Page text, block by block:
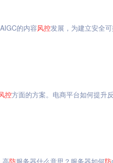
的内容风控发展，为建立安全
控方面的方案。电商平台如何提升
高防服务器什么意思？服务器如何防